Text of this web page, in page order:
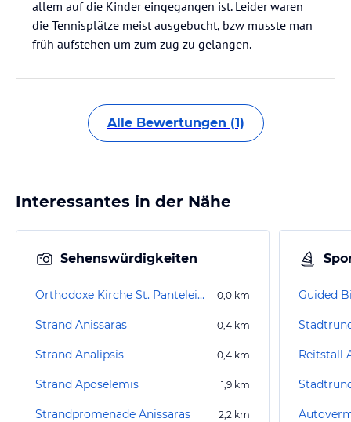
allem auf die Kinder eingegangen ist. Leider waren
die Tennisplätze meist ausgebucht, bzw musste man
früh aufstehen um zum zug zu gelangen.
Alle Bewertungen (1)
Interessantes in der Nähe
Sehenswürdigkeiten
Orthodoxe Kirche St. Panteleimon 0,0 km
Strand Anissaras 0,4 km
Strand Analipsis 0,4 km
Strand Aposelemis 1,9 km
Strandpromenade Anissaras 2,2 km
Guided
Reitstall